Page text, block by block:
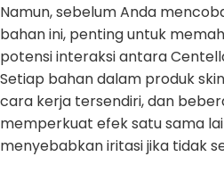
Namun, sebelum Anda
bahan ini, penting untuk
potensi interaksi antara
Setiap bahan dalam produk
cara kerja tersendiri, dan
memperkuat efek satu sama
menyebabkan iritasi jika tidak